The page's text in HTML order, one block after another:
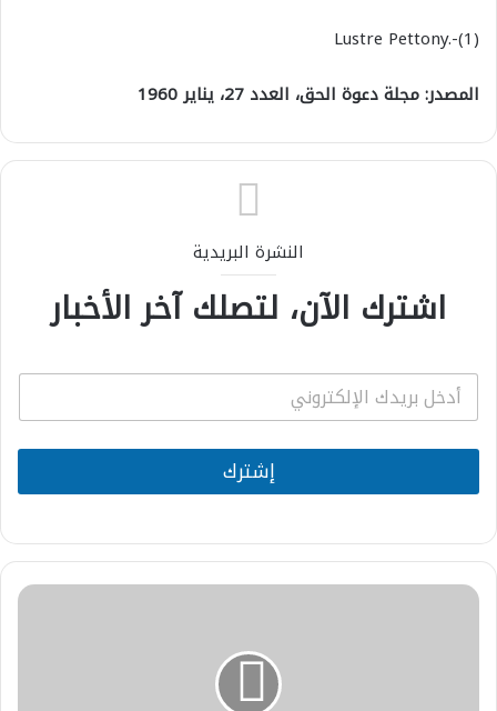
(Lustre Pettony.-(1
المصدر: مجلة دعوة الحق، العدد 27، يناير 1960
النشرة البريدية
اشترك الآن، لتصلك آخر الأخبار
E
a
i
* إشترك
سبتة